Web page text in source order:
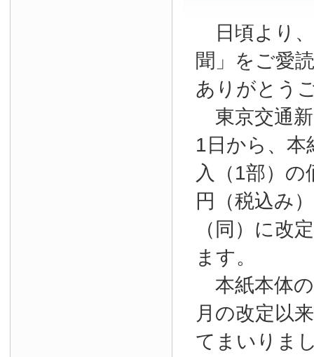
日頃より
聞」をご愛
ありがとう
東京交通
1日から、本
入（1部）
円（税込み
（同）に改
ます。
本紙本体
月の改定以
てまいりま